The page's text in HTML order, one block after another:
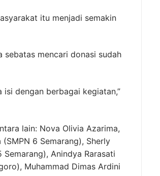
itu menjadi semakin
sebatas mencari donasi sudah
dengan berbagai kegiatan,”
lain: Nova Olivia Azarima,
6 Semarang), Sherly
Anindya Rarasati
Muhammad Dimas Ardini